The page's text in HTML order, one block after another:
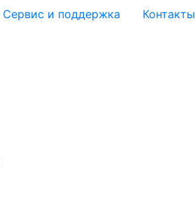
Сервис и поддержка Контакты